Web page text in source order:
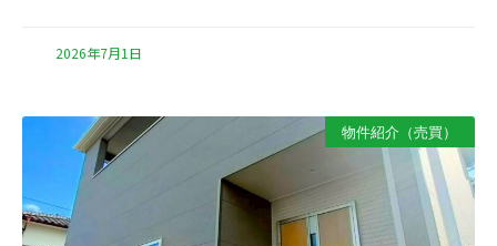
2026年7月1日
物件紹介（売買）